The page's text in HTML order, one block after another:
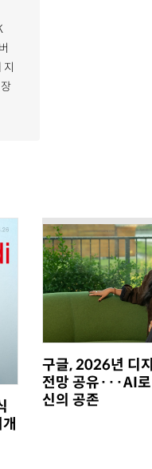
지
구글, 2026년 디
전망 공유···AI
신의 공존